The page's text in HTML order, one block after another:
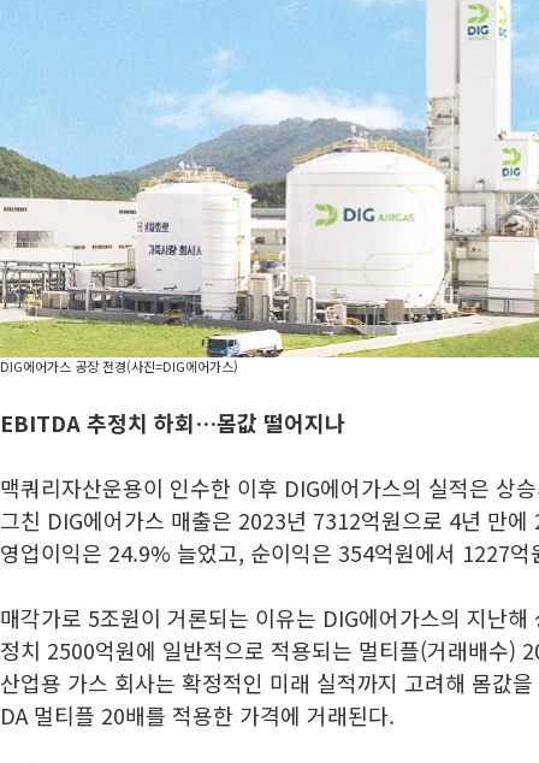
DIG에어가스 공장 전경(사진=DIG에어가스)
EBITDA 추정치 하회…몸값 떨어지나
맥쿼리자산운용이 인수한 이후 DIG에어가스의 실적은 상
그친 DIG에어가스 매출은 2023년 7312억원으로 4년 만
영업이익은 24.9% 늘었고, 순이익은 354억원에서 1227
매각가로 5조원이 거론되는 이유는 DIG에어가스의 지난
정치 2500억원에 일반적으로 적용되는 멀티플(거래배수)
산업용 가스 회사는 확정적인 미래 실적까지 고려해 몸값
DA 멀티플 20배를 적용한 가격에 거래된다.